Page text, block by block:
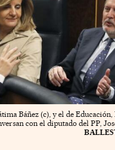
Báñez (c), y el de
con el diputado del PP,